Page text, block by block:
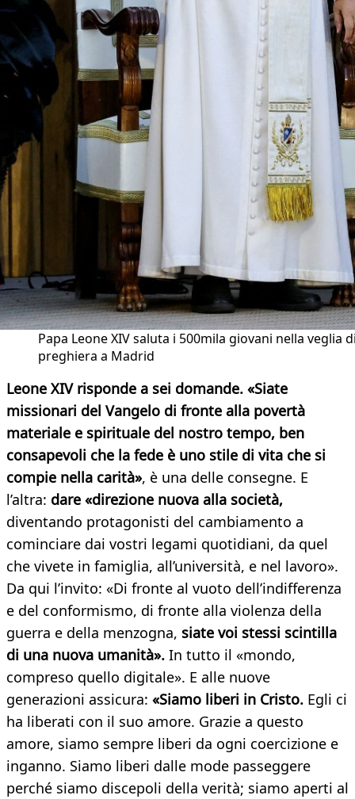
Papa Leone XIV saluta i 500mila giovani nella veglia
preghiera a Madrid
Leone XIV risponde a sei domande. «Siate
missionari del Vangelo di fronte alla povertà
materiale e spirituale del nostro tempo, ben
consapevoli che la fede è uno stile di vita che si
compie nella carità», è una delle consegne. E
l’altra: dare «direzione nuova alla società,
diventando protagonisti del cambiamento a
cominciare dai vostri legami quotidiani, da quel
che vivete in famiglia, all’università, e nel lavoro».
Da qui l’invito: «Di fronte al vuoto dell’indifferenza
e del conformismo, di fronte alla violenza della
guerra e della menzogna, siate voi stessi scintilla
di una nuova umanità». In tutto il «mondo,
compreso quello digitale». E alle nuove
generazioni assicura: «Siamo liberi in Cristo. Egli ci
ha liberati con il suo amore. Grazie a questo
amore, siamo sempre liberi da ogni coercizione e
inganno. Siamo liberi dalle mode passeggere
perché siamo discepoli della verità; siamo aperti al